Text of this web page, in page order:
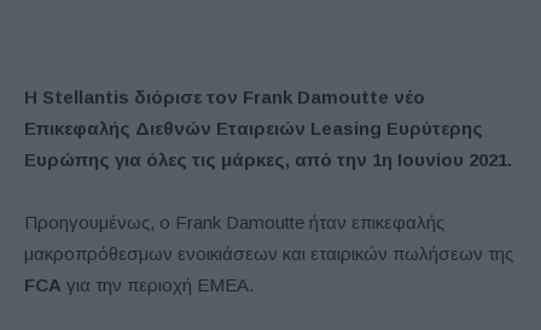
Η Stellantis διόρισε τον Frank Damoutte νέο
Επικεφαλής Διεθνών Εταιρειών Leasing Ευρύτερης
Ευρώπης για όλες τις μάρκες, από την 1η Ιουνίου 2021.
Προηγουμένως, ο Frank Damoutte ήταν επικεφαλής
μακροπρόθεσμων ενοικιάσεων και εταιρικών πωλήσεων της
FCA για την περιοχή EMEA.